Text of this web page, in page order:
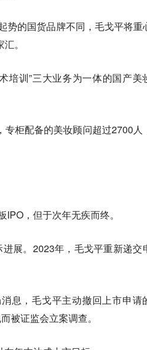
势的国货品牌不同，毛戈平将重
。
培训”三大业务为一体的国产美
柜配备的美妆顾问超过2700人
，但于次年无疾而终。
展。2023年，毛戈平重新递交
息，毛戈平主动撤回上市申请
被证监会立案调查。